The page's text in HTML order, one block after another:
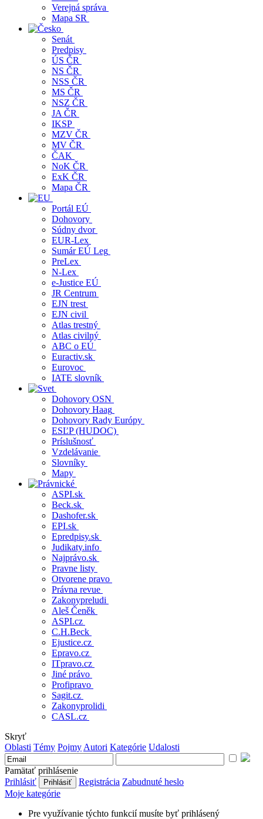
Verejná správa
Mapa SR
Senát
Predpisy
ÚS ČR
NS ČR
NSS ČR
MS ČR
NSZ ČR
JA ČR
IKSP
MZV ČR
MV ČR
ČAK
NoK ČR
ExK ČR
Mapa ČR
Portál EÚ
Dohovory
Súdny dvor
EUR-Lex
Sumár EÚ Leg
PreLex
N-Lex
e-Justice EÚ
JR Centrum
EJN trest
EJN civil
Atlas trestný
Atlas civilný
ABC o EÚ
Euractiv.sk
Eurovoc
IATE slovník
Dohovory OSN
Dohovory Haag
Dohovory Rady Európy
ESĽP (HUDOC)
Príslušnosť
Vzdelávanie
Slovníky
Mapy
ASPI.sk
Beck.sk
Dashofer.sk
EPI.sk
Epredpisy.sk
Judikaty.info
Najprávo.sk
Pravne listy
Otvorene pravo
Právna revue
Zakonypreludi
Aleš Čeněk
ASPI.cz
C.H.Beck
Ejustice.cz
Epravo.cz
ITpravo.cz
Jiné právo
Profipravo
Sagit.cz
Zakonyprolidi
CASL.cz
Skryť
Oblasti Témy Pojmy Autori Kategórie Udalosti
Pamätať prihlásenie
Prihlásiť
Registrácia Zabudnuté heslo
Moje kategórie
Pre využívanie týchto funkcií musíte byť prihlásený